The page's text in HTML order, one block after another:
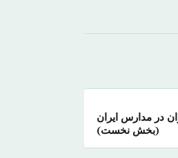
در مدارس ایران
(بخش نخست)